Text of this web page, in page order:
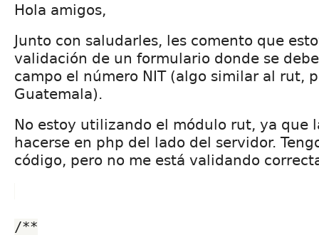
Hola amigos,
Junto con saludarles, les comento que
validación de un formulario donde se
campo el número NIT (algo similar al rut,
Guatemala).
No estoy utilizando el módulo rut, ya que
hacerse en php del lado del servidor.
código, pero no me está validando
/**